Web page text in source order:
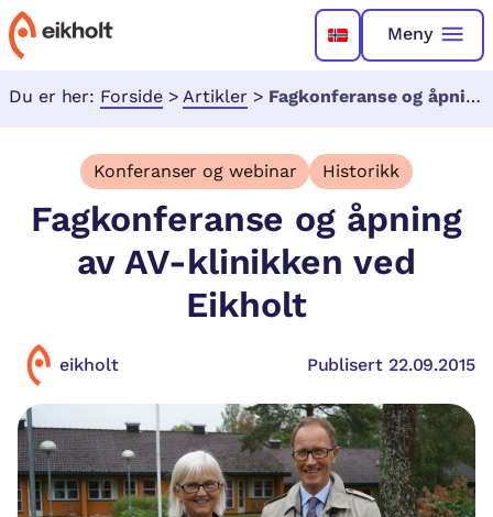
Meny
Du er her: Forside > Artikler > Fagkonferanse og åpning av AV-klinikken ved Eikholt
Konferanser og webinar Historikk
Fagkonferanse og åpning
av AV-klinikken ved
Eikholt
eikholt Publisert 22.09.2015